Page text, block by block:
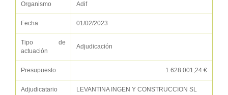
Organismo Adif
Fecha 01/02/2023
Tipo de
actuación
Adjudicación
Presupuesto 1.628.001,24 €
Adjudicatario LEVANTINA INGEN Y CONSTRUCCION SL